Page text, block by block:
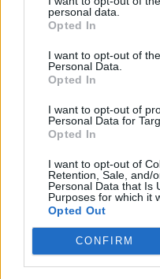
personal data.
Opted In
I want to opt-out of
Personal Data.
Opted In
I want to opt-out of
Personal Data for
Opted In
I want to opt-out of
Retention, Sale, and/
Personal Data that Is
Purposes for which it
Opted Out
CONFIRM
„Ignitis grupė“
Aukštais
šiemet pasižymėję
3,9 mlrd. eurų) ir
rikiuojasi
vertingiausiųjų
Maksimalų
rodiklį (100)
Lietuvos
kuri vertingiausiųjų